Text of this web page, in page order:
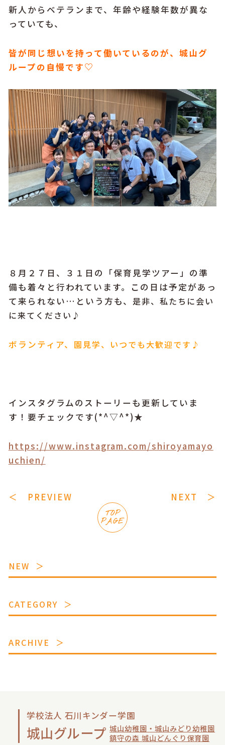
新人からベテランまで、年齢や経験年数が異な
っていても、
皆が同じ想いを持って働いているのが、城山グ
ループの自慢です♡
８月２７日、３１日の「保育見学ツアー」の準
備も着々と行われています。この日は予定があっ
て来られない…という方も、 是非、 私たちに会い
に来てください♪
ボランティア、 園見学、 いつでも大歓迎です♪
インスタグラムのストーリーも更新していま
す！要チェックです(*^▽^*)★
https://www.instagram.com/shiroyamayo
uchien/
＜ PREVIEW
TOP
PAGE
NEXT ＞
NEW
CATEGORY
ARCHIVE
学校法人 石川キンダー学園
城山グループ 城山幼稚園・城山みどり幼稚園
鎮守の森 城山どんぐり保育園